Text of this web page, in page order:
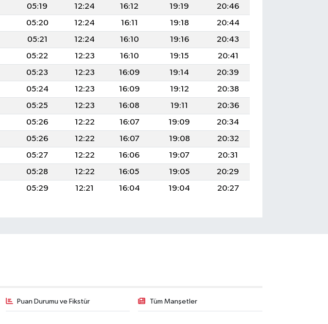
05:19 12:24 16:12 19:19
20:46
05:20 12:24 16:11 19:18
20:44
05:21 12:24 16:10 19:16
20:43
05:22 12:23 16:10 19:15
20:41
05:23 12:23 16:09 19:14
20:39
05:24 12:23 16:09 19:12
20:38
05:25 12:23 16:08 19:11
20:36
05:26 12:22 16:07 19:09
20:34
05:26 12:22 16:07 19:08
20:32
05:27 12:22 16:06 19:07
20:31
05:28 12:22 16:05 19:05
20:29
05:29 12:21 16:04 19:04 20:27
Puan Durumu ve Fikstür Tüm Manşetler